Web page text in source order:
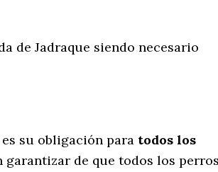
de Jadraque siendo necesario
su obligación para todos los
garantizar de que todos los perros